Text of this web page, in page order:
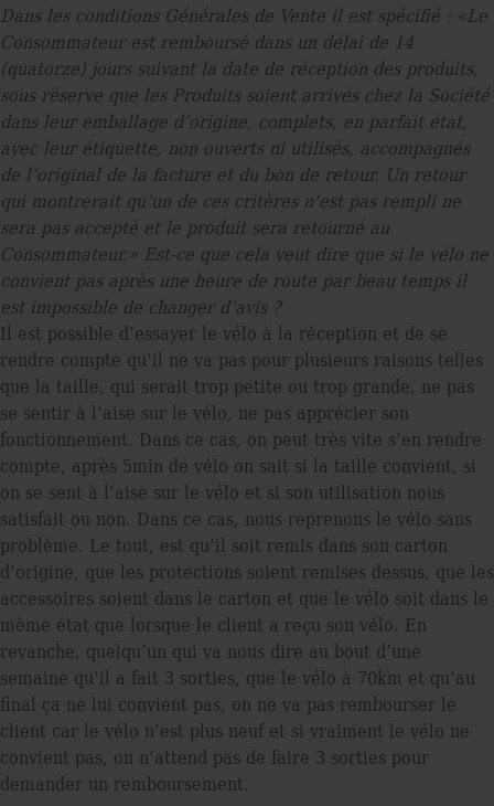
Dans les conditions Générales de Vente il est spéciﬁé : «Le
Consommateur est remboursé dans un délai de 14
(quatorze) jours suivant la date de réception des produits,
sous réserve que les Produits soient arrivés chez la Société
dans leur emballage d’origine, complets, en parfait état,
avec leur étiquette, non ouverts ni utilisés, accompagnés
de l’original de la facture et du bon de retour. Un retour
qui montrerait qu’un de ces critères n’est pas rempli ne
sera pas accepté et le produit sera retourné au
Consommateur.» Est-ce que cela veut dire que si le vélo ne
convient pas après une heure de route par beau temps il
est impossible de changer d’avis ?
Il est possible d’essayer le vélo à la réception et de se
rendre compte qu’il ne va pas pour plusieurs raisons telles
que la taille, qui serait trop petite ou trop grande, ne pas
se sentir à l’aise sur le vélo, ne pas apprécier son
fonctionnement. Dans ce cas, on peut très vite s’en rendre
compte, après 5min de vélo on sait si la taille convient, si
on se sent à l’aise sur le vélo et si son utilisation nous
satisfait ou non. Dans ce cas, nous reprenons le vélo sans
problème. Le tout, est qu’il soit remis dans son carton
d’origine, que les protections soient remises dessus, que les
accessoires soient dans le carton et que le vélo soit dans le
même état que lorsque le client a reçu son vélo. En
revanche, quelqu’un qui va nous dire au bout d’une
semaine qu’il a fait 3 sorties, que le vélo à 70km et qu’au
ﬁnal ça ne lui convient pas, on ne va pas rembourser le
client car le vélo n’est plus neuf et si vraiment le vélo ne
convient pas, on n’attend pas de faire 3 sorties pour
demander un remboursement.